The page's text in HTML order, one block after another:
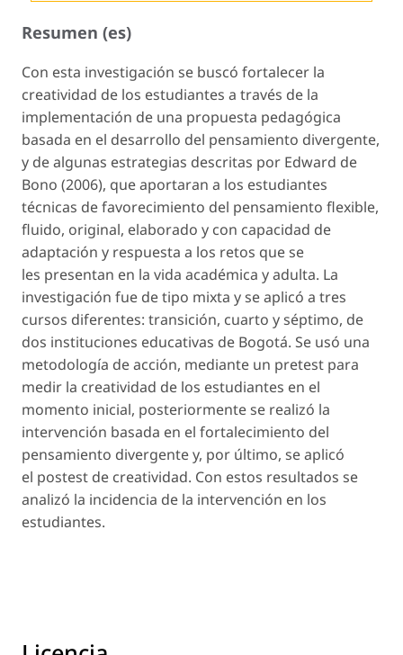
Resumen (es)
Con esta investigación se buscó fortalecer la
creatividad de los estudiantes a través de la
implementación de una propuesta pedagógica
basada en el desarrollo del pensamiento divergente,
y de algunas estrategias descritas por Edward de
Bono (2006), que aportaran a los estudiantes
técnicas de favorecimiento del pensamiento flexible,
fluido, original, elaborado y con capacidad de
adaptación y respuesta a los retos que se
les presentan en la vida académica y adulta. La
investigación fue de tipo mixta y se aplicó a tres
cursos diferentes: transición, cuarto y séptimo, de
dos instituciones educativas de Bogotá. Se usó una
metodología de acción, mediante un pretest para
medir la creatividad de los estudiantes en el
momento inicial, posteriormente se realizó la
intervención basada en el fortalecimiento del
pensamiento divergente y, por último, se aplicó
el postest de creatividad. Con estos resultados se
analizó la incidencia de la intervención en los
estudiantes.